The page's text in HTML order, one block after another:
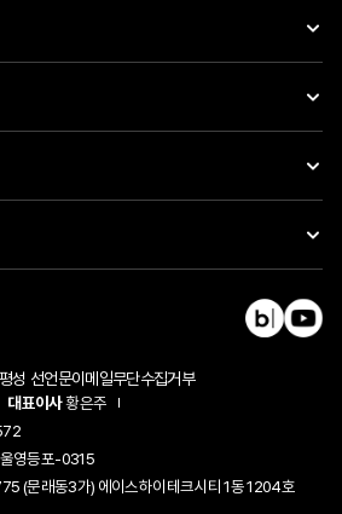
성 선언문이메일무단수집거부
대표이사황은주
영등포-0315
(문래동3가) 에이스하이테크시티 1동 1204호